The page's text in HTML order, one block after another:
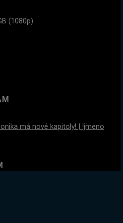
(1080p)
má nové kapitoly! | !jmeno